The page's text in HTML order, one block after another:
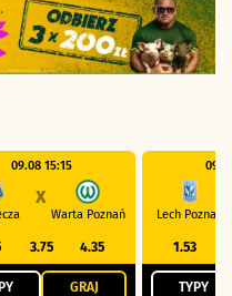
09.08 15:15
X
Warta Poznań
3.75 4.35
GRAJ
Lech Poznań
1.53
TYPY